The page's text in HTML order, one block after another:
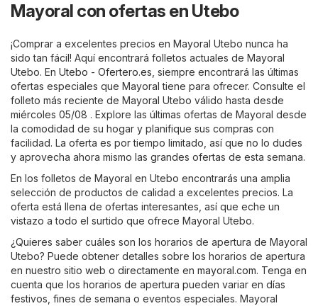
Mayoral con ofertas en Utebo
¡Comprar a excelentes precios en Mayoral Utebo nunca ha
sido tan fácil! Aquí encontrará folletos actuales de Mayoral
Utebo. En Utebo - Ofertero.es, siempre encontrará las últimas
ofertas especiales que Mayoral tiene para ofrecer. Consulte el
folleto más reciente de Mayoral Utebo válido hasta desde
miércoles 05/08 . Explore las últimas ofertas de Mayoral desde
la comodidad de su hogar y planifique sus compras con
facilidad. La oferta es por tiempo limitado, así que no lo dudes
y aprovecha ahora mismo las grandes ofertas de esta semana.
En los folletos de Mayoral en Utebo encontrarás una amplia
selección de productos de calidad a excelentes precios. La
oferta está llena de ofertas interesantes, así que eche un
vistazo a todo el surtido que ofrece Mayoral Utebo.
¿Quieres saber cuáles son los horarios de apertura de Mayoral
Utebo? Puede obtener detalles sobre los horarios de apertura
en nuestro sitio web o directamente en mayoral.com. Tenga en
cuenta que los horarios de apertura pueden variar en días
festivos, fines de semana o eventos especiales. Mayoral